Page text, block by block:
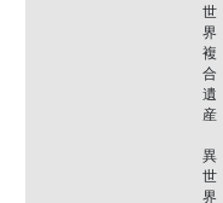
世
界
複
合
遺
産
異
世
界